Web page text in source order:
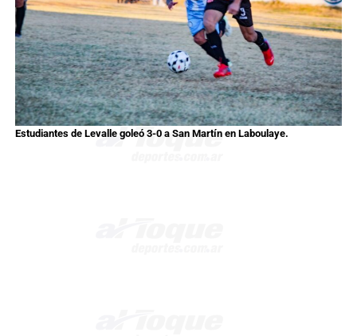
Estudiantes de Levalle goleó 3-0 a San Martín en Laboulaye.